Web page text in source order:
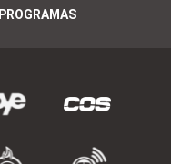
PROGRAMAS